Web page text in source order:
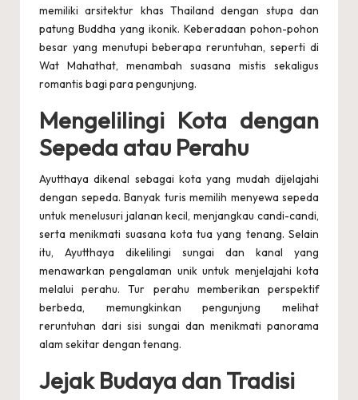
memiliki arsitektur khas Thailand dengan stupa dan
patung Buddha yang ikonik. Keberadaan pohon-pohon
besar yang menutupi beberapa reruntuhan, seperti di
Wat Mahathat, menambah suasana mistis sekaligus
romantis bagi para pengunjung.
Mengelilingi Kota dengan
Sepeda atau Perahu
Ayutthaya dikenal sebagai kota yang mudah dijelajahi
dengan sepeda. Banyak turis memilih menyewa sepeda
untuk menelusuri jalanan kecil, menjangkau candi-candi,
serta menikmati suasana kota tua yang tenang. Selain
itu, Ayutthaya dikelilingi sungai dan kanal yang
menawarkan pengalaman unik untuk menjelajahi kota
melalui perahu. Tur perahu memberikan perspektif
berbeda, memungkinkan pengunjung melihat
reruntuhan dari sisi sungai dan menikmati panorama
alam sekitar dengan tenang.
Jejak Budaya dan Tradisi